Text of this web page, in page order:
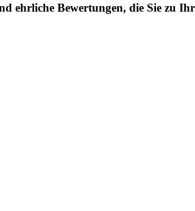
ehrliche Bewertungen, die Sie zu